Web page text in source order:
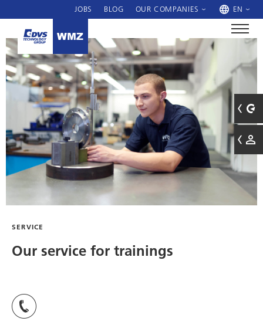
JOBS BLOG OUR COMPANIES EN
SERVICE
Our service for trainings